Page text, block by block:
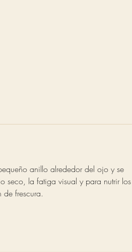
anillo alrededor del ojo y se
seco, la fatiga visual y para nutrir los